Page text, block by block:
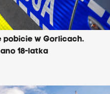
pobicie w Gorlicach.
18-latka